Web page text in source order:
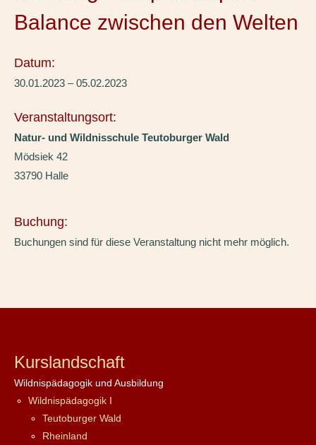
Balance zwischen den Welten
Datum:
30.01.2023 – 05.02.2023
Veranstaltungsort:
Natur- und Wildnisschule Teutoburger Wald
Mödsiek 42
33790 Halle
Buchung:
Buchungen sind für diese Veranstaltung nicht mehr möglich.
Kurslandschaft
Wildnispädagogik und Ausbildung
Wildnispädagogik I
Teutoburger Wald
Rheinland